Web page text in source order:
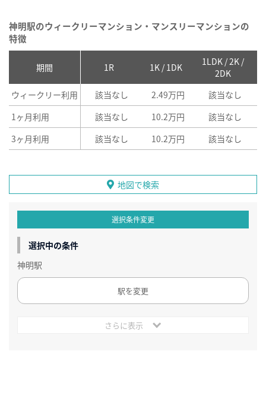
神明駅のウィークリーマンション・マンスリーマンションの
特徴
期間 1R 1K / 1DK
1LDK / 2K /
2DK
ウィークリー利用 該当なし 2.49万円 該当なし
1ヶ月利用
該当なし 10.2万円 該当なし
3ヶ月利用
該当なし 10.2万円 該当なし
地図で検索
選択条件変更
選択中の条件
神明駅
駅を変更
さらに表示